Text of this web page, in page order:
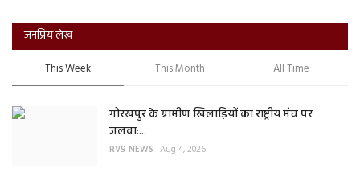
जनप्रिय लेख
This Week This Month All Time
गोरखपुर के ग्रामीण खिलाड़ियों का राष्ट्रीय मंच पर
जलवा:...
RV9 NEWS Aug 4, 2026